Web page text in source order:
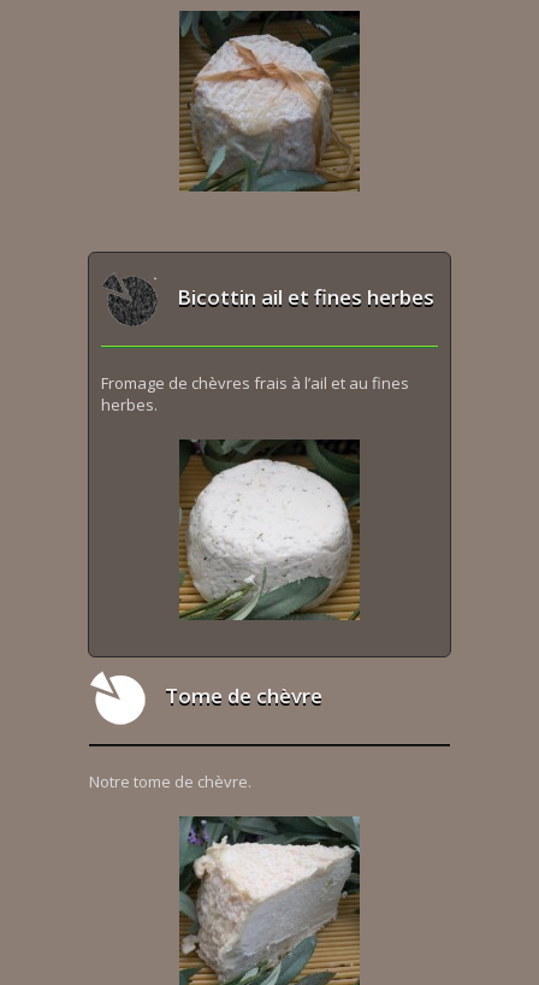
Bicottin ail et fines herbes
Fromage de chèvres frais à l’ail et au fines
herbes.
Tome de chèvre
Notre tome de chèvre.